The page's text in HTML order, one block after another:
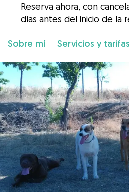
Reserva ahora, con
días antes del inicio de la
Sobre mí Servicios y tarifas